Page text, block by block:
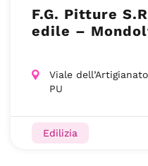
F.G. Pitture
edile –
Viale
PU
Edilizia